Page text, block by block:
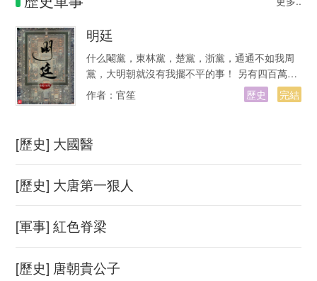
明廷
什么閹黨，東林黨，楚黨，浙黨，通通不如我周
黨，大明朝就沒有我擺不平的事！ 另有四百萬完
本精品明末老書：獨斷大明。 明…
作者： 官笙 歷史 完結
[歷史] 大國醫
[歷史] 大唐第一狠人
[軍事] 紅色脊梁
[歷史] 唐朝貴公子